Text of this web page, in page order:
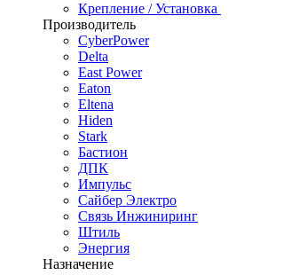
Крепление / Установка
Производитель
CyberPower
Delta
East Power
Eaton
Eltena
Hiden
Stark
Бастион
ДПК
Импульс
Сайбер Электро
Связь Инжиниринг
Штиль
Энергия
Назначение